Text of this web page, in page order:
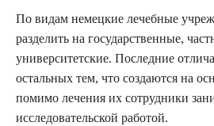
По видам немецкие лечебные
разделить на государственные,
университетские. Последние
остальных тем, что создаются на
помимо лечения их сотрудники
исследовательской работой.